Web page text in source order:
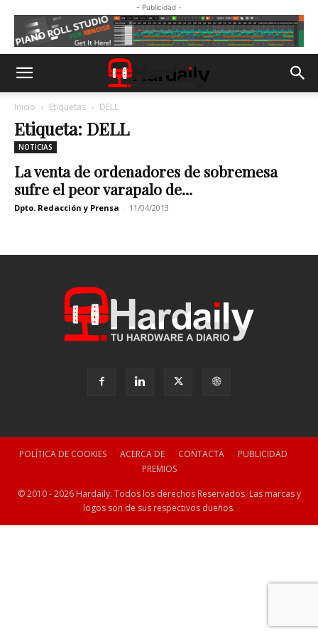
- Publicidad -
Inicio Etiquetas DELL
Etiqueta: DELL
NOTICIAS
La venta de ordenadores de sobremesa
sufre el peor varapalo de...
Dpto. Redacción y Prensa - 11/04/2013
POLÍTICA DE COOKIES ACERCA DE CONTACTA
PUBLICIDAD
PREMIOS
© 2010 - 2026 Hardaily. Todos los derechos Reservados. Las marcas y
logos son de sus respectivos dueños.